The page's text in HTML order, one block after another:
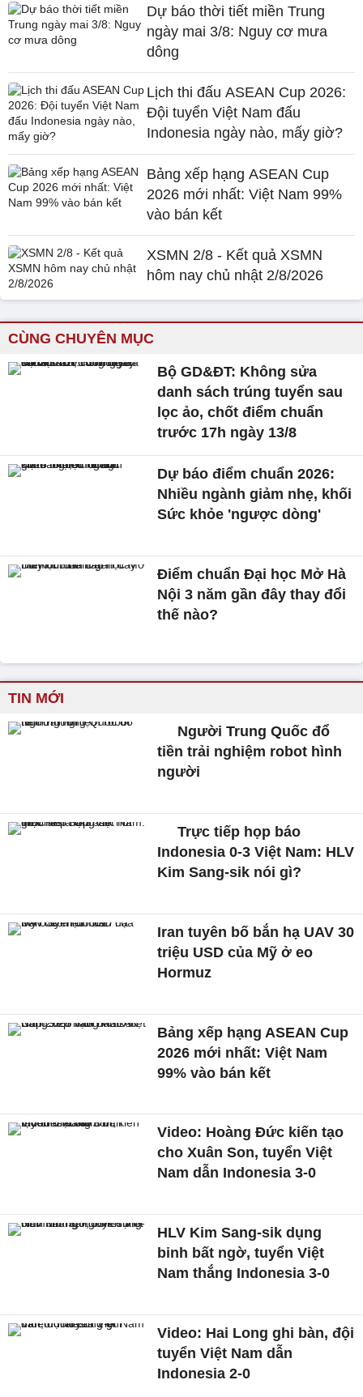
Dự báo thời tiết miền Trung
ngày mai 3/8: Nguy cơ mưa
dông
Lịch thi đấu ASEAN Cup 2026:
Đội tuyển Việt Nam đấu
Indonesia ngày nào, mấy giờ?
Bảng xếp hạng ASEAN Cup
2026 mới nhất: Việt Nam 99%
vào bán kết
XSMN 2/8 - Kết quả XSMN
hôm nay chủ nhật 2/8/2026
CÙNG CHUYÊN MỤC
Bộ GD&ĐT: Không sửa
danh sách trúng tuyển sau
lọc ảo, chốt điểm chuẩn
trước 17h ngày 13/8
Dự báo điểm chuẩn 2026:
Nhiều ngành giảm nhẹ, khối
Sức khỏe 'ngược dòng'
Điểm chuẩn Đại học Mở Hà
Nội 3 năm gần đây thay đổi
thế nào?
TIN MỚI
Người Trung Quốc đổ
tiền trải nghiệm robot hình
người
Trực tiếp họp báo
Indonesia 0-3 Việt Nam: HLV
Kim Sang-sik nói gì?
Iran tuyên bố bắn hạ UAV 30
triệu USD của Mỹ ở eo
Hormuz
Bảng xếp hạng ASEAN Cup
2026 mới nhất: Việt Nam
99% vào bán kết
Video: Hoàng Đức kiến tạo
cho Xuân Son, tuyển Việt
Nam dẫn Indonesia 3-0
HLV Kim Sang-sik dụng
binh bất ngờ, tuyển Việt
Nam thắng Indonesia 3-0
Video: Hai Long ghi bàn, đội
tuyển Việt Nam dẫn
Indonesia 2-0